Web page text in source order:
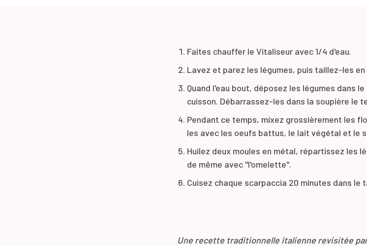
Faites chauffer le Vitaliseur avec 1/4 d'eau.
Lavez et parez les légumes, puis taillez-les
Quand l'eau bout, déposez les légumes dans
cuisson. Débarrassez-les dans la soupière le
Pendant ce temps, mixez grossièrement les
les avec les oeufs battus, le lait végétal et le
Huilez deux moules en métal, répartissez les
de même avec "l'omelette".
Cuisez chaque scarpaccia 20 minutes dans le
Une recette traditionnelle italienne revisitée